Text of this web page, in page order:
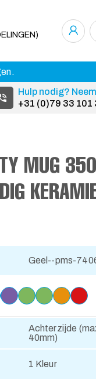
Hulp nodig?
+31 (0)79 33 101
MUG
Geel--pms-
Achterzijde
40mm)
1 Kleur